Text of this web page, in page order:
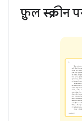
फ़ुल स्क्रीन